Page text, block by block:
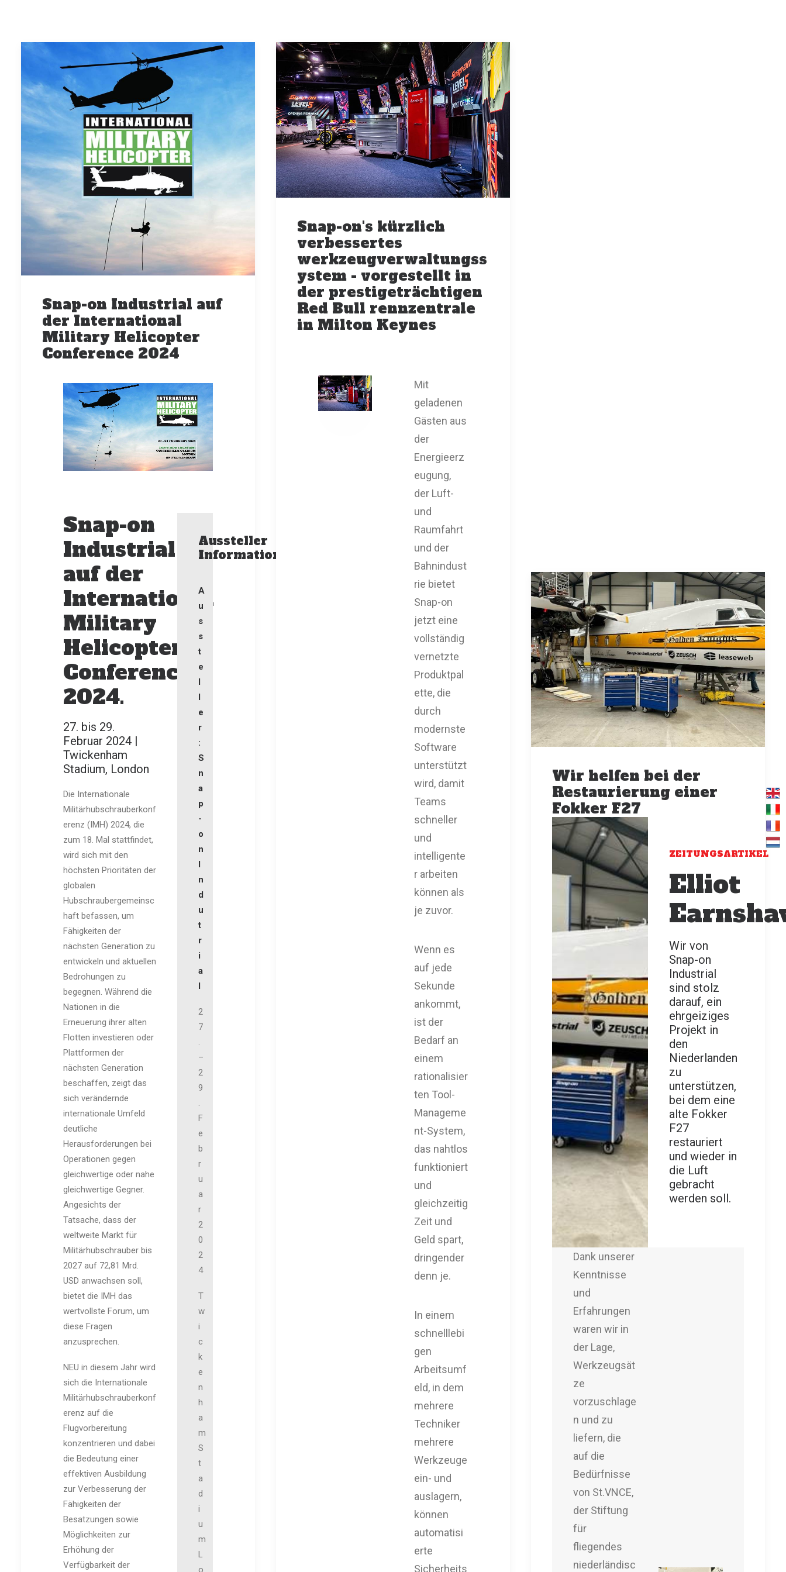
Snap-on Industrial auf
der International
Military Helicopter
Conference 2024
Snap-on
Industrial
auf der
International
Military
Helicopter
Conference
2024.
27. bis 29.
Februar 2024 |
Twickenham
Stadium, London
Die Internationale
Militärhubschrauberkonf
erenz (IMH) 2024, die
zum 18. Mal stattfindet,
wird sich mit den
höchsten Prioritäten der
globalen
Hubschraubergemeinsc
haft befassen, um
Fähigkeiten der
nächsten Generation zu
entwickeln und aktuellen
Bedrohungen zu
begegnen. Während die
Nationen in die
Erneuerung ihrer alten
Flotten investieren oder
Plattformen der
nächsten Generation
beschaffen, zeigt das
sich verändernde
internationale Umfeld
deutliche
Herausforderungen bei
Operationen gegen
gleichwertige oder nahe
gleichwertige Gegner.
Angesichts der
Tatsache, dass der
weltweite Markt für
Militärhubschrauber bis
2027 auf 72,81 Mrd.
USD anwachsen soll,
bietet die IMH das
wertvollste Forum, um
diese Fragen
anzusprechen.
NEU in diesem Jahr wird
sich die Internationale
Militärhubschrauberkonf
erenz auf die
Flugvorbereitung
konzentrieren und dabei
die Bedeutung einer
effektiven Ausbildung
zur Verbesserung der
Fähigkeiten der
Besatzungen sowie
Möglichkeiten zur
Erhöhung der
Verfügbarkeit der
Aussteller
Information
A
u
s
s
t
e
l
l
e
r
:
S
n
a
p
-
o
n
I
n
d
u
t
r
i
a
l
2
7
.
–
2
9
.
F
e
b
r
u
a
r
2
0
2
4
T
w
i
c
k
e
n
h
a
m
S
t
a
d
i
u
m
L
o
Snap-on's kürzlich
verbessertes
werkzeugverwaltungss
ystem - vorgestellt in
der prestigeträchtigen
Red Bull rennzentrale
in Milton Keynes
Mit
geladenen
Gästen aus
der
Energieerz
eugung,
der Luft-
und
Raumfahrt
und der
Bahnindust
rie bietet
Snap-on
jetzt eine
vollständig
vernetzte
Produktpal
ette, die
durch
modernste
Software
unterstützt
wird, damit
Teams
schneller
und
intelligente
r arbeiten
können als
je zuvor.
Wenn es
auf jede
Sekunde
ankommt,
ist der
Bedarf an
einem
rationalisier
ten Tool-
Manageme
nt-System,
das nahtlos
funktioniert
und
gleichzeitig
Zeit und
Geld spart,
dringender
denn je.
In einem
schnelllebi
gen
Arbeitsumf
eld, in dem
mehrere
Techniker
mehrere
Werkzeuge
ein- und
auslagern,
können
automatisi
erte
Sicherheits
Wir helfen bei der
Restaurierung einer
Fokker F27
ZEITUNGSARTIKEL
Elliot
Wir von
Snap-on
Industrial
sind stolz
darauf, ein
ehrgeiziges
Projekt in
den
Niederlanden
zu
unterstützen,
bei dem eine
alte Fokker
F27
restauriert
und wieder in
die Luft
gebracht
werden soll.
Dank unserer
Kenntnisse
und
Erfahrungen
waren wir in
der Lage,
Werkzeugsät
ze
vorzuschlage
n und zu
liefern, die
auf die
Bedürfnisse
von St.VNCE,
der Stiftung
für
fliegendes
niederländisc